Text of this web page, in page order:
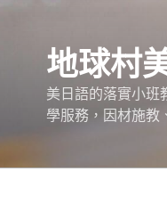
地球村
美日語的落實小班
學服務，因材施教